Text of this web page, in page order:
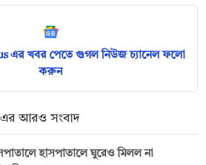
এর খবর পেতে গুগল নিউজ চ্যানেল ফলো
করুন
এর আরও সংবাদ
হাসপাতালে ঘুরেও মিলল না